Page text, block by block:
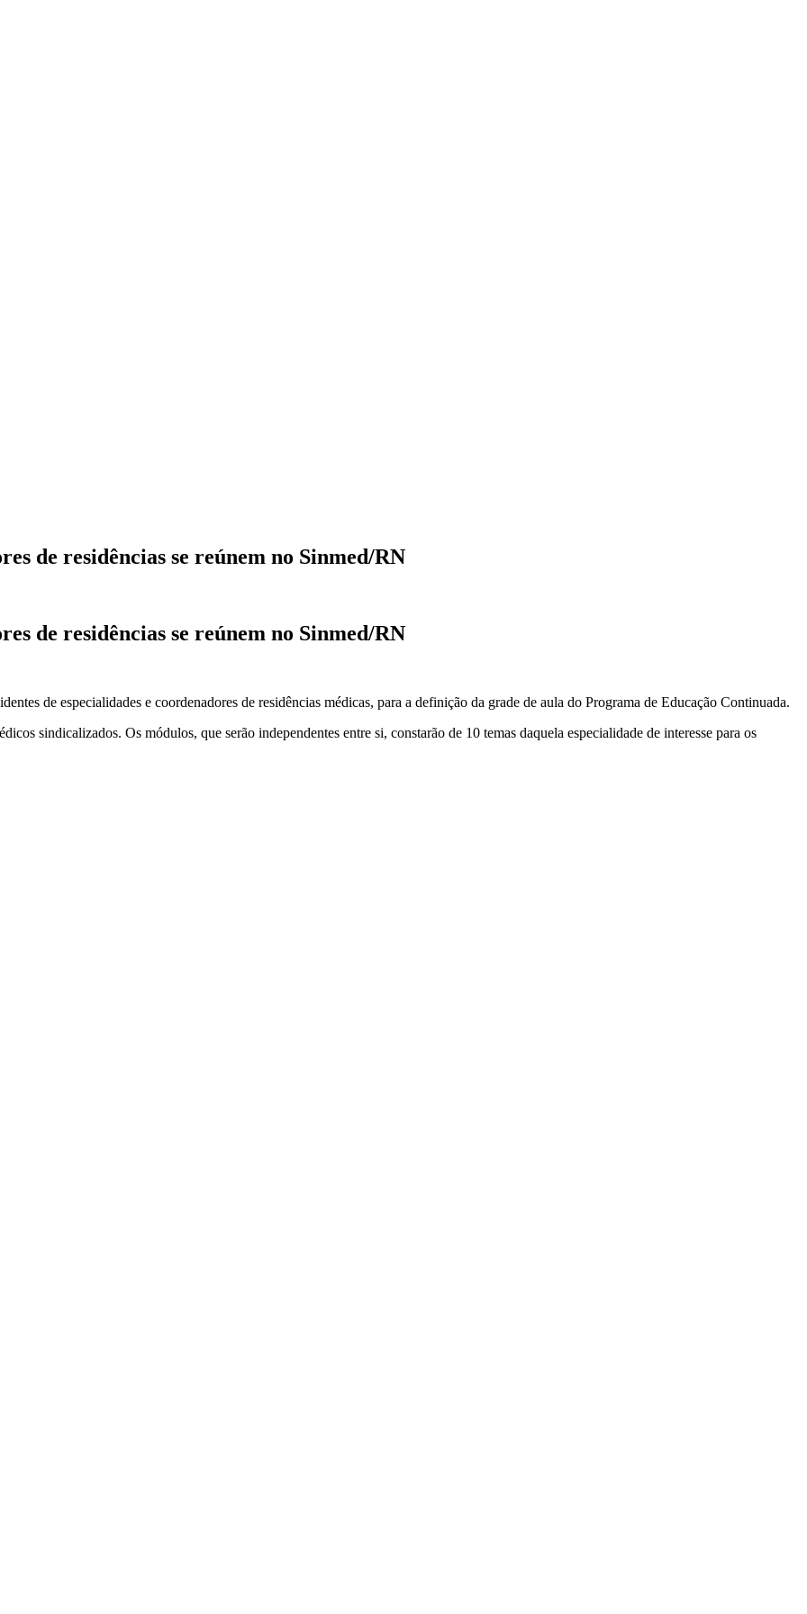
de residências se reúnem no Sinmed/RN
de residências se reúnem no Sinmed/RN
de especialidades e coordenadores de residências médicas, para a definição da grade de aula do Programa de Educação Continuada.
sindicalizados. Os módulos, que serão independentes entre si, constarão de 10 temas daquela especialidade de interesse para os